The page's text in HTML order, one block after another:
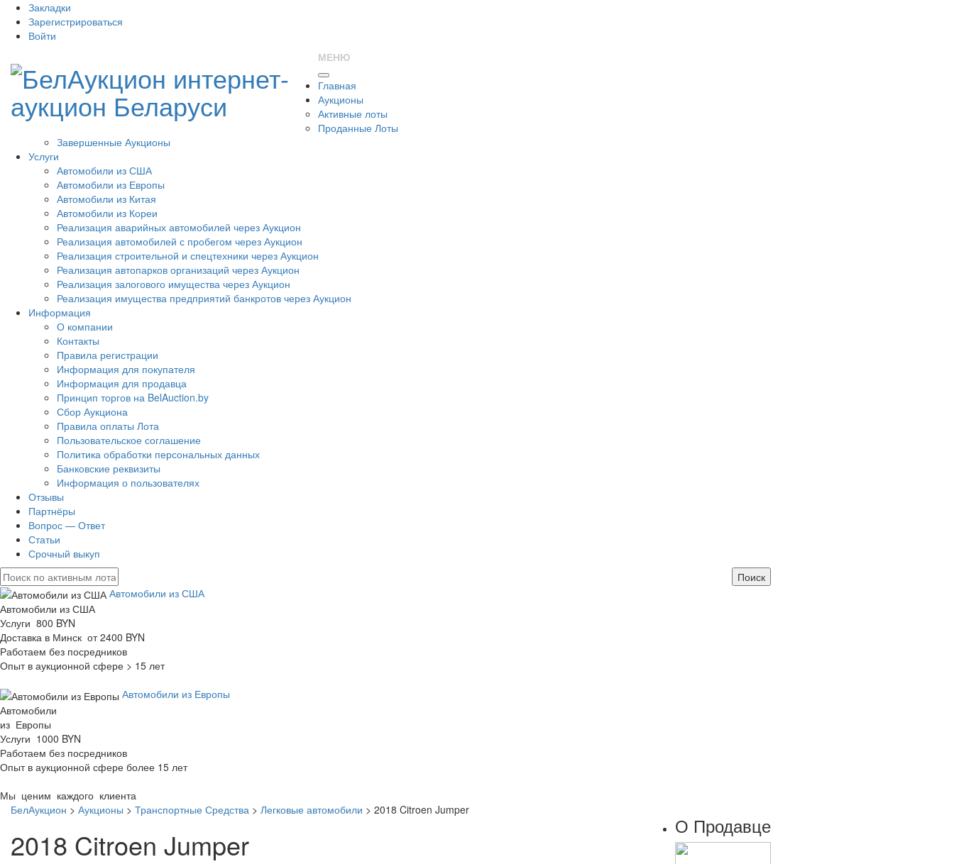
Закладки
Зарегистрироваться
Войти
МЕНЮ
Главная
Аукционы
Активные лоты
Проданные Лоты
Завершенные Аукционы
Услуги
Автомобили из США
Автомобили из Европы
Автомобили из Китая
Автомобили из Кореи
Реализация аварийных автомобилей через Аукцион
Реализация автомобилей с пробегом через Аукцион
Реализация строительной и спецтехники через Аукцион
Реализация автопарков организаций через Аукцион
Реализация залогового имущества через Аукцион
Реализация имущества предприятий банкротов через Аукцион
Информация
О компании
Контакты
Правила регистрации
Информация для покупателя
Информация для продавца
Принцип торгов на BelAuction.by
Сбор Аукциона
Правила оплаты Лота
Пользовательское соглашение
Политика обработки персональных данных
Банковские реквизиты
Информация о пользователях
Отзывы
Партнёры
Вопрос — Ответ
Статьи
Срочный выкуп
Автомобили из США
Автомобили из США
Услуги 800 BYN
Доставка в Минск от 2400 BYN
Работаем без посредников
Опыт в аукционной сфере > 15 лет
Автомобили из Европы
Автомобили
из Европы
Услуги 1000 BYN
Работаем без посредников
Опыт в аукционной сфере более 15 лет
Мы ценим каждого клиента
БелАукцион > Аукционы > Транспортные Средства > Легковые автомобили > 2018 Citroen Jumper
2018 Citroen Jumper
О Продавце